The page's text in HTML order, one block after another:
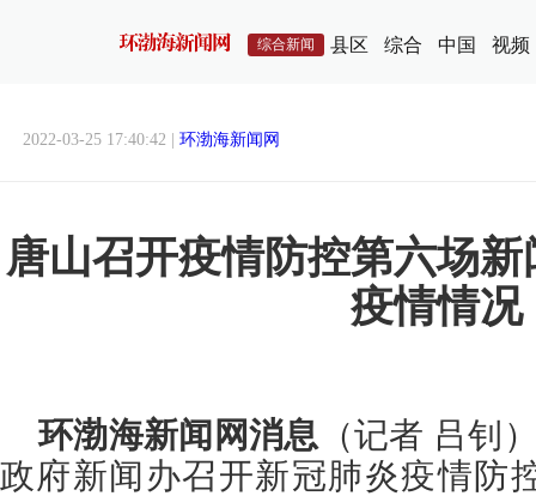
综合新闻 县区 综合 中国 视频
2022-03-25 17:40:42 | 环渤海新闻网
唐山召开疫情防控第六场
疫情情况
环渤海新闻网消息 （记者 吕钊
政府新闻办召开新冠肺炎疫情防